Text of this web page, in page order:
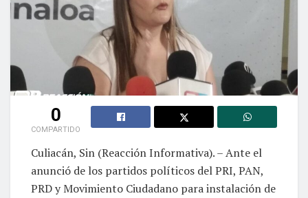
0
COMPARTIDO
Culiacán, Sin (Reacción Informativa). – Ante el
anunció de los partidos políticos del PRI, PAN,
PRD y Movimiento Ciudadano para instalación de